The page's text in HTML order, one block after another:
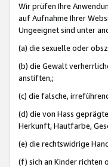
Wir prüfen Ihre
auf Aufnahme Ihrer
Ungeeignet sind unter
(a) die sexuelle oder
(b) die Gewalt
anstiften,;
(c) die falsche,
(d) die von Hass
Herkunft, Hautfarbe,
(e) die rechtswidrige
(f) sich an Kinder richten